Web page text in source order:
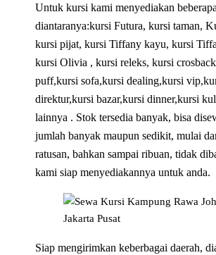
Untuk kursi kami menyediakan
diantaranya:kursi Futura, kursi taman,
kursi pijat, kursi Tiffany kayu, kursi
kursi Olivia , kursi releks, kursi
puff,kursi sofa,kursi dealing,kursi
direktur,kursi bazar,kursi dinner,kursi
lainnya . Stok tersedia banyak, bisa
jumlah banyak maupun sedikit, mulai
ratusan, bahkan sampai ribuan, tidak
kami siap menyediakannya untuk anda.
Siap mengirimkan keberbagai daerah,